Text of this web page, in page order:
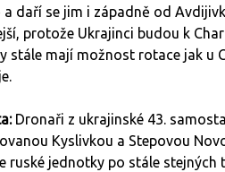
daří se jim i západně od
protože Ukrajinci budou k
stále mají možnost rotace jak u
Dronaři z ukrajinské 43.
Kyslivkou a Stepovou
ruské jednotky po stále